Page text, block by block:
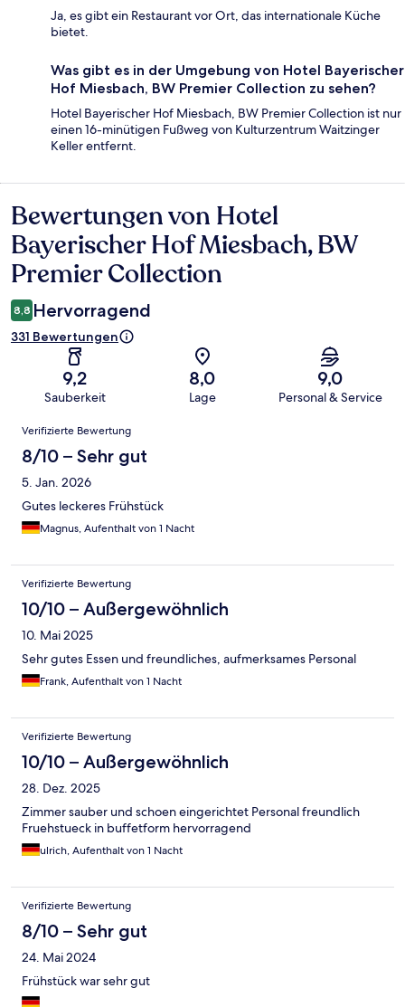
Ja, es gibt ein Restaurant vor Ort, das internationale Küche
bietet.
Was gibt es in der Umgebung von Hotel Bayerischer
Hof Miesbach, BW Premier Collection zu sehen?
Hotel Bayerischer Hof Miesbach, BW Premier Collection ist nur
einen 16-minütigen Fußweg von Kulturzentrum Waitzinger
Keller entfernt.
Bewertungen
Bewertungen von Hotel
Bayerischer Hof Miesbach, BW
Premier Collection
8,8 Hervorragend
331 Bewertungen
9,2
Sauberkeit
8,0
Lage
9,0
Personal & Service
Bewertungen
Verifizierte Bewertung
8/10 – Sehr gut
5. Jan. 2026
Gutes leckeres Frühstück
Magnus, Aufenthalt von 1 Nacht
Verifizierte Bewertung
10/10 – Außergewöhnlich
10. Mai 2025
Sehr gutes Essen und freundliches, aufmerksames Personal
Frank, Aufenthalt von 1 Nacht
Verifizierte Bewertung
10/10 – Außergewöhnlich
28. Dez. 2025
Zimmer sauber und schoen eingerichtet Personal freundlich
Fruehstueck in buffetform hervorragend
ulrich, Aufenthalt von 1 Nacht
Verifizierte Bewertung
8/10 – Sehr gut
24. Mai 2024
Frühstück war sehr gut